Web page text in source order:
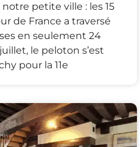
petite ville : les 15
de France a traversé
en seulement 24
le peloton s’est
pour la 11e